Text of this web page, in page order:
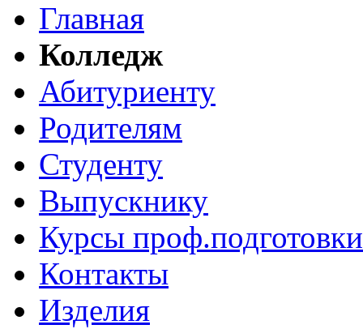
Главная
Колледж
Абитуриенту
Родителям
Студенту
Выпускнику
Курсы проф.подготовки
Контакты
Изделия